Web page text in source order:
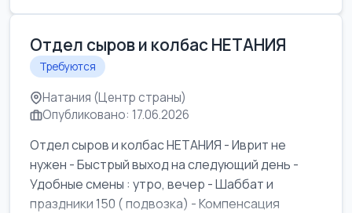
Отдел сыров и колбас НЕТАНИЯ
Требуются
Натания (Центр страны)
Опубликовано: 17.06.2026
Отдел сыров и колбас НЕТАНИЯ - Иврит не
нужен - Быстрый выход на следующий день -
Удобные смены : утро, вечер - Шаббат и
праздники 150 ( подвозка) - Компенсация